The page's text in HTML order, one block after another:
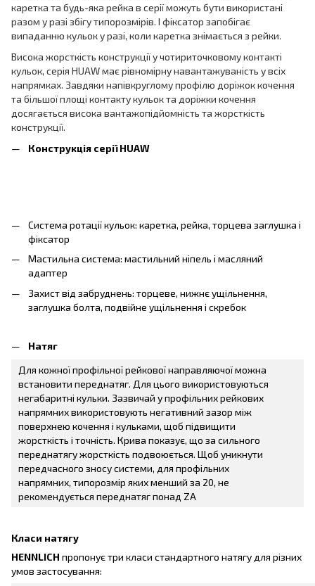
каретка та будь-яка рейка в серії можуть бути використані
разом у разі збігу типорозмірів. І фіксатор запобігає
випаданню кульок у разі, коли каретка знімається з рейки.
Висока жорсткість конструкції у чотириточковому контакті
кульок, серія HUAW має рівномірну навантажуваність у всіх
напрямках. Завдяки напівкруглому профілю доріжок кочення
та більшої площі контакту кульок та доріжки кочення
досягається висока вантажопідйомність та жорсткість
конструкції.
Конструкція серії HUAW
Система ротації кульок: каретка, рейка, торцева заглушка і
фіксатор
Мастильна система: мастильний ніпель і масляний
адаптер
Захист від забруднень: торцеве, нижнє ущільнення,
заглушка болта, подвійне ущільнення і скребок
Натяг
Для кожної профільної рейкової направляючої можна
встановити переднатяг. Для цього використовуються
негабаритні кульки. Зазвичай у профільних рейкових
напрямних використовують негативний зазор між
поверхнею кочення і кульками, щоб підвищити
жорсткість і точність. Крива показує, що за сильного
переднатягу жорсткість подвоюється. Щоб уникнути
передчасного зносу системи, для профільних
напрямних, типорозмір яких менший за 20, не
рекомендується переднатяг понад ZA
Класи натягу
HENNLICH пропонує три класи стандартного натягу для різних
умов застосування: